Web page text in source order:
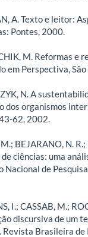
A. Texto e leitor:
Pontes, 2000.
M. Reformas e
em Perspectiva,
N. A
dos organismos
62, 2002.
M.; BEJARANO, N.
de ciências: uma
Nacional de
I.; CASSAB, M.;
discursiva de um
Revista Brasileira de